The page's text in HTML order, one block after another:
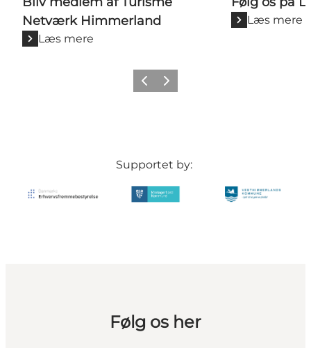
Netværk Himmerland
Læs mere
Læs mere
Forrige billede
Næste billede
Supportet by:
Følg os her